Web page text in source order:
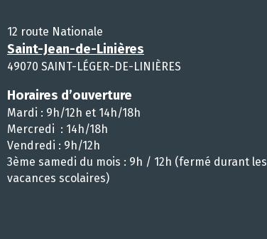
12 route Nationale
Saint-Jean-de-Linières
49070 SAINT-LÉGER-DE-LINIÈRES
Horaires d’ouverture
Mardi : 9h/12h et 14h/18h
Mercredi : 14h/18h
Vendredi : 9h/12h
3ème samedi du mois : 9h / 12h (fermé durant les
vacances scolaires)